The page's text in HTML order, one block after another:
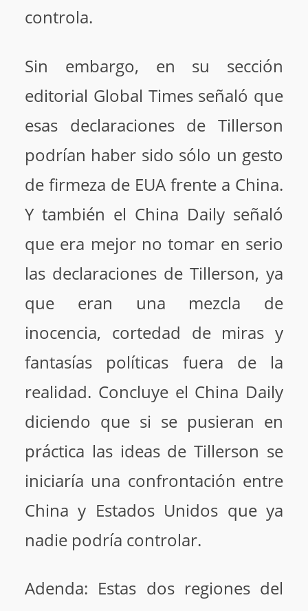
controla.
Sin embargo, en su sección
editorial Global Times señaló que
esas declaraciones de Tillerson
podrían haber sido sólo un gesto
de firmeza de EUA frente a China.
Y también el China Daily señaló
que era mejor no tomar en serio
las declaraciones de Tillerson, ya
que eran una mezcla de
inocencia, cortedad de miras y
fantasías políticas fuera de la
realidad. Concluye el China Daily
diciendo que si se pusieran en
práctica las ideas de Tillerson se
iniciaría una confrontación entre
China y Estados Unidos que ya
nadie podría controlar.
Adenda: Estas dos regiones del